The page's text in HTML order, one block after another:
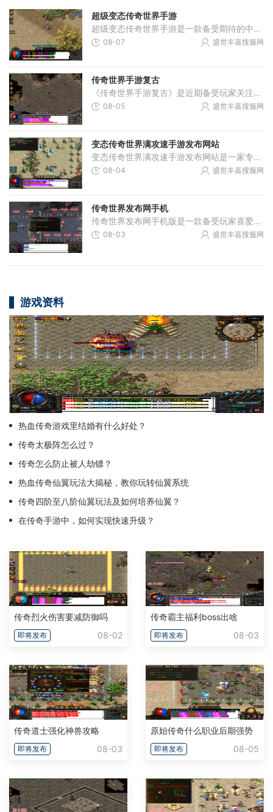
超级变态传奇世界手游
超级变态传奇世界手游是一款备受期待的中文游戏，它是传奇世界手游的一个超级变态版本。在这个版本中，玩家将会体验到更多刺激、更加独特的游戏玩法。本文将会介绍超级变态传
08-07 盛世丰嘉搜服网
传奇世界手游复古
《传奇世界手游复古》是近期备受玩家关注的一款手机游戏。作为经典的传奇世界系列的最新力作，该游戏不仅延续了原版的经典玩法，同时还加入了许多创新的元素，为玩家带来了全
08-05 盛世丰嘉搜服网
变态传奇世界满攻速手游发布网站
变态传奇世界满攻速手游发布网站是一家专注于变态传奇世界满攻速手游的网站平台。该网站致力于为广大玩家提供全面的游戏介绍、攻略分享、社区交流等服务。下面将为大家介绍变
08-04 盛世丰嘉搜服网
传奇世界发布网手机
传奇世界发布网手机版是一款备受玩家喜爱的手机游戏。它延续了传奇系列游戏的经典玩法和剧情，带来了全新的游戏体验。无论是在传奇世界的经典战场上一搏高低，还是在战斗中收
08-03 盛世丰嘉搜服网
游戏资料
热血传奇游戏里结婚有什么好处？
传奇太极阵怎么过？
传奇怎么防止被人劫镖？
热血传奇仙翼玩法大揭秘，教你玩转仙翼系统
传奇四阶至八阶仙翼玩法及如何培养仙翼？
在传奇手游中，如何实现快速升级？
传奇烈火伤害要减防御吗
即将发布 08-02
传奇霸主福利boss出啥
即将发布 08-03
传奇道士强化神兽攻略
即将发布 08-03
原始传奇什么职业后期强势
即将发布 08-05